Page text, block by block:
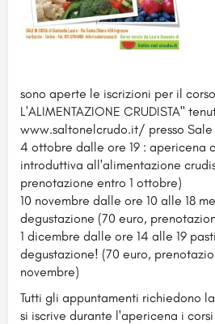
sono aperte le iscrizioni per il
L'ALIMENTAZIONE CRUDISTA"
www.saltonelcrudo.it/ presso Sale
4 ottobre dalle ore 19 : apericena
introduttiva all'alimentazione
prenotazione entro 1 ottobre)
10 novembre dalle ore 10 alle 18
degustazione (70 euro,
1 dicembre dalle ore 14 alle 19
degustazione! (70 euro,
novembre)
Tutti gli appuntamenti richiedono
si iscrive durante l'apericena i